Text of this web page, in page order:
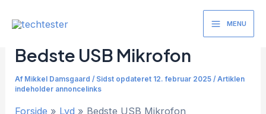
Main
MENU
Bedste USB Mikrofon
Af Mikkel Damsgaard/ Sidst opdateret 12. februar 2025 / Artiklen
indeholder annoncelinks
Forside Lyd Bedste USB Mikrofon